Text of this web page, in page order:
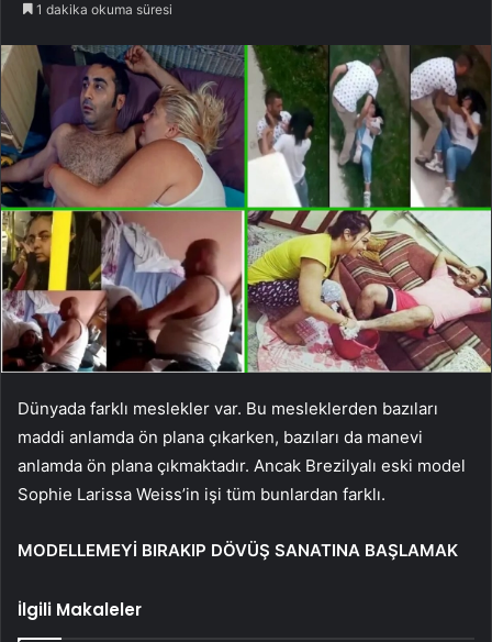
1 dakika okuma süresi
Dünyada farklı meslekler var. Bu mesleklerden bazıları
maddi anlamda ön plana çıkarken, bazıları da manevi
anlamda ön plana çıkmaktadır. Ancak Brezilyalı eski model
Sophie Larissa Weiss’in işi tüm bunlardan farklı.
MODELLEMEYİ BIRAKIP DÖVÜŞ SANATINA BAŞLAMAK
İlgili Makaleler